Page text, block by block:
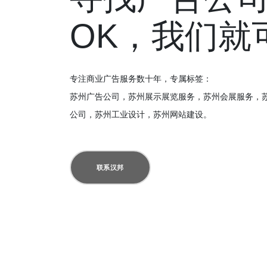
OK，我们就
专注商业广告服务数十年，专属标签：
苏州广告公司，苏州展示展览服务，苏州会展服务
公司，苏州工业设计，苏州网站建设。
联系汉邦